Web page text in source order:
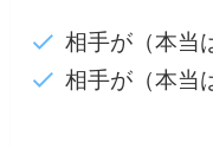
相手が（本当
相手が（本当